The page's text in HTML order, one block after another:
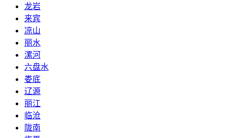
龙岩
来宾
凉山
丽水
漯河
六盘水
娄底
辽源
丽江
临沧
陇南